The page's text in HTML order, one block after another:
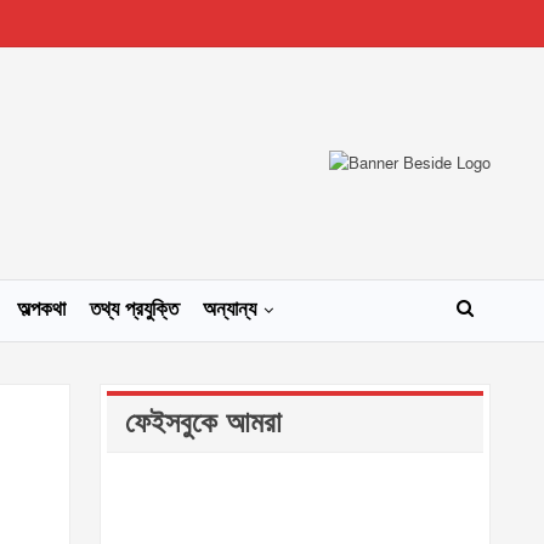
অল্পকথা তথ্য প্রযুক্তি অন্যান্য
ফেইসবুকে আমরা